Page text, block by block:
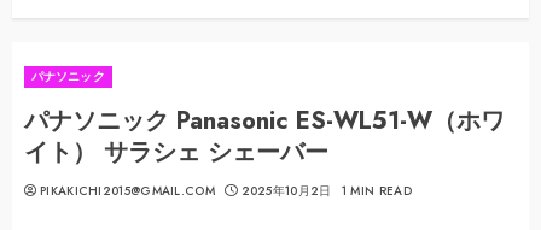
パナソニック
パナソニック Panasonic ES-WL51-W（ホワ
イト） サラシェ シェーバー
PIKAKICHI2015@GMAIL.COM 2025年10月2日 1 MIN READ